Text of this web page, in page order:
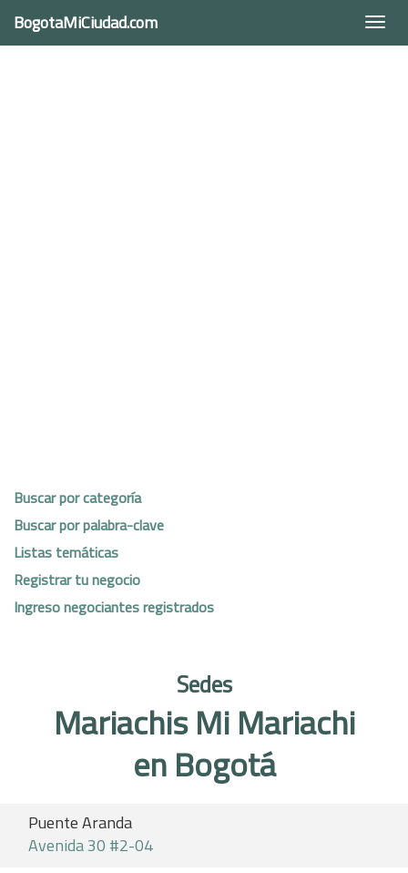
BogotaMiCiudad.com
Buscar por categoría
Buscar por palabra-clave
Listas temáticas
Registrar tu negocio
Ingreso negociantes registrados
Sedes
Mariachis Mi Mariachi
en Bogotá
Puente Aranda
Avenida 30 #2-04